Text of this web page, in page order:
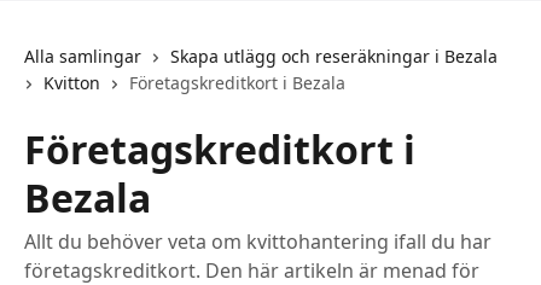
Alla samlingar
Skapa utlägg och reseräkningar i Bezala
Kvitton
Företagskreditkort i Bezala
Företagskreditkort i
Bezala
Allt du behöver veta om kvittohantering ifall du har
företagskreditkort. Den här artikeln är menad för